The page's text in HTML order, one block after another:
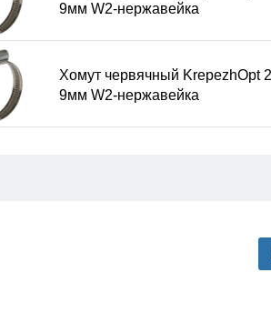
9мм W2-нержавейка
Хомут червячный KrepezhOpt
9мм W2-нержавейка